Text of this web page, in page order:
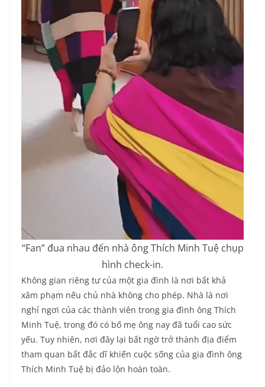
“Fan” đua nhau đến nhà ông Thích Minh Tuệ chụp
hình check-in.
Không gian riêng tư của một gia đình là nơi bất khả
xâm phạm nếu chủ nhà không cho phép. Nhà là nơi
nghỉ ngơi của các thành viên trong gia đình ông Thích
Minh Tuệ, trong đó có bố mẹ ông nay đã tuổi cao sức
yếu. Tuy nhiên, nơi đây lại bất ngờ trở thành địa điểm
tham quan bất đắc dĩ khiến cuộc sống của gia đình ông
Thích Minh Tuệ bị đảo lộn hoàn toàn.